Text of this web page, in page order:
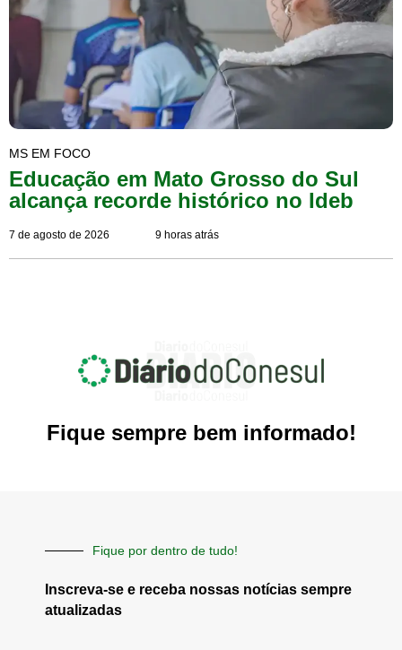
MS EM FOCO
Educação em Mato Grosso do Sul
alcança recorde histórico no Ideb
7 de agosto de 2026 9 horas atrás
Fique sempre bem informado!
Fique por dentro de tudo!
Inscreva-se e receba nossas notícias sempre
atualizadas